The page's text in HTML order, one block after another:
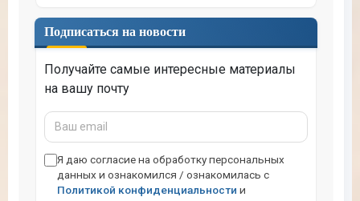
Подписаться на новости
Получайте самые интересные материалы
на вашу почту
Ваш
email
Я даю согласие на обработку персональных
данных и ознакомился / ознакомилась с
Политикой конфиденциальности и